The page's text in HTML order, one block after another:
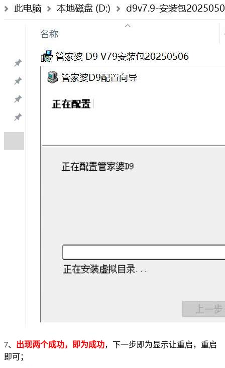
7、 出现两个成功，即为成功，下一步即为显示让重启，重启
即可；